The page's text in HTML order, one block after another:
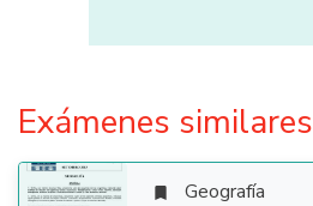
Exámenes similares
 Geografía